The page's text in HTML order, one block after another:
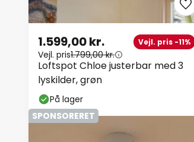
Loftspot Chloe justerbar med 3
lyskilder, grøn
1.599,00 kr. Vejl. pris -11%
Vejl. pris1.799,00 kr.
På lager
SPONSORERET